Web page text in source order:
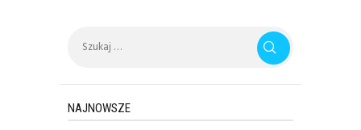
NAJNOWSZE